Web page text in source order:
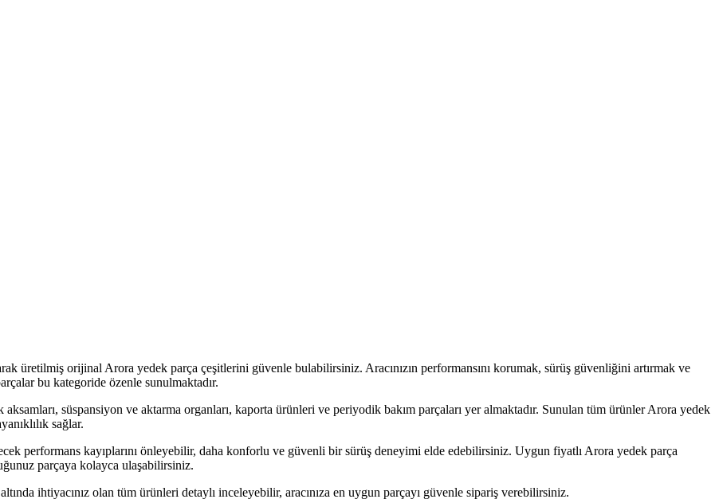
üretilmiş orijinal Arora yedek parça çeşitlerini güvenle bulabilirsiniz. Aracınızın performansını korumak, sürüş güvenliğini artırmak ve
bu kategoride özenle sunulmaktadır.
süspansiyon ve aktarma organları, kaporta ürünleri ve periyodik bakım parçaları yer almaktadır. Sunulan tüm ürünler Arora yedek
sağlar.
performans kayıplarını önleyebilir, daha konforlu ve güvenli bir sürüş deneyimi elde edebilirsiniz. Uygun fiyatlı Arora yedek parça
parçaya kolayca ulaşabilirsiniz.
ihtiyacınız olan tüm ürünleri detaylı inceleyebilir, aracınıza en uygun parçayı güvenle sipariş verebilirsiniz.